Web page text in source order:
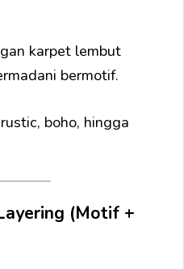
karpet lembut
bermotif.
boho, hingga
(Motif +